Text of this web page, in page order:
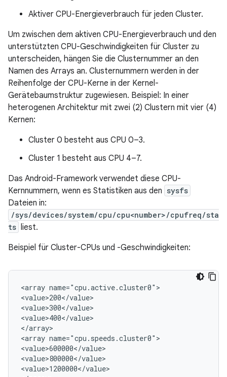
Aktiver CPU-Energieverbrauch für jeden Cluster.
Um zwischen dem aktiven CPU-Energieverbrauch und den
unterstützten CPU-Geschwindigkeiten für Cluster zu
unterscheiden, hängen Sie die Clusternummer an den
Namen des Arrays an. Clusternummern werden in der
Reihenfolge der CPU-Kerne in der Kernel-
Gerätebaumstruktur zugewiesen. Beispiel: In einer
heterogenen Architektur mit zwei (2) Clustern mit vier (4)
Kernen:
Cluster 0 besteht aus CPU 0–3.
Cluster 1 besteht aus CPU 4–7.
Das Android-Framework verwendet diese CPU-
Kernnummern, wenn es Statistiken aus den sysfs
Dateien in:
/sys/devices/system/cpu/cpu<number>/cpufreq/sta
ts liest.
Beispiel für Cluster-CPUs und -Geschwindigkeiten:
<array name="cpu.active.cluster0">
<value>200</value>
<value>300</value>
<value>400</value>
</array>
<array name="cpu.speeds.cluster0">
<value>600000</value>
<value>800000</value>
<value>1200000</value>